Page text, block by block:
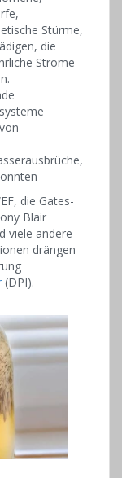
Stürme,
die
Ströme
die Gates-
Blair
viele andere
drängen
(DPI).